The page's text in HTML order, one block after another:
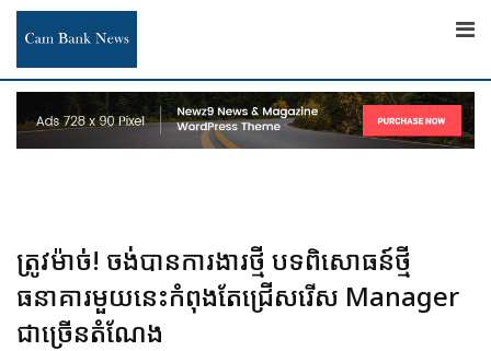
Skip
content
ត្រូវម៉ាច់! ចង់បានការងារថ្មី បទពិសោធន៍ថ្មី
ធនាគារមួយនេះកំពុងតែជ្រើសរើស Manager
ជាច្រើនតំណែង